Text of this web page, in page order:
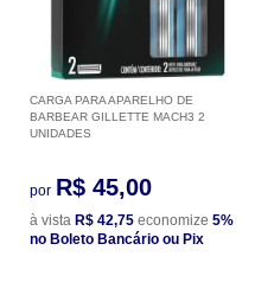
CARGA PARA APARELHO DE
BARBEAR GILLETTE MACH3 2
UNIDADES
por R$ 45,00
à vista R$ 42,75 economize 5%
no Boleto Bancário ou Pix